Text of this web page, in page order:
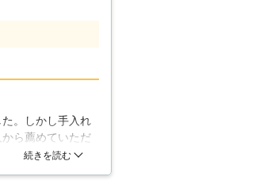
びてしまいます。
あるのです。さら
しまうかもしれま
やダニなどをもっ
。しかし手入れ
ら薦めていただ
がかなり安かっ
続きを読む